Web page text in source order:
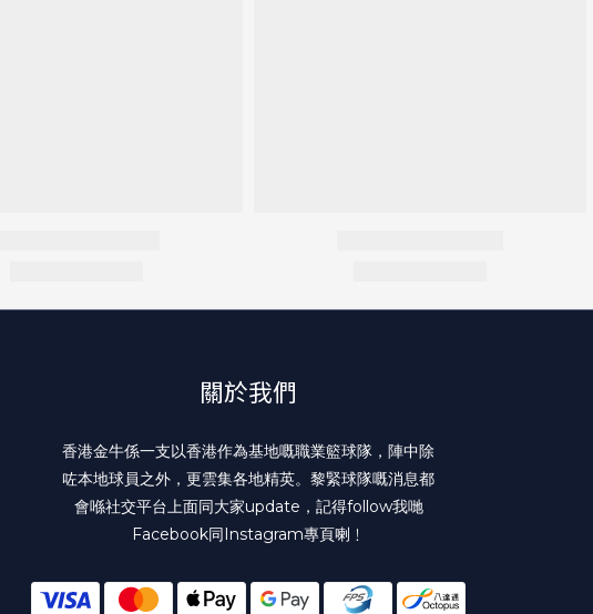
關於我們
香港金牛係一支以香港作為基地嘅職業籃球隊，陣中除
咗本地球員之外，更雲集各地精英。黎緊球隊嘅消息都
會喺社交平台上面同大家update，記得follow我哋
Facebook同Instagram專頁喇﹗